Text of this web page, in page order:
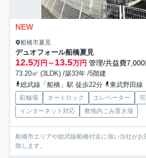
NEW
船橋市夏見
デュオフォール船橋夏見
12.5万円～13.5万円 管理/共益費7,000
73.20㎡ (3LDK) /築33年 /5階建
総武線「船橋」駅 徒歩22分
東武野田線
駐輪場 オートロック エレベーター
インターネット対応
敷地内ごみ置き場
船橋市エリアや総武線船橋付近に強い当社がお
致します。